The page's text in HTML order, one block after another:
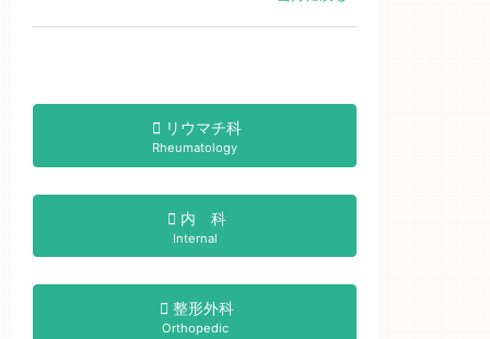
リウマチ科
Rheumatology
内 科
Internal
整形外科
Orthopedic